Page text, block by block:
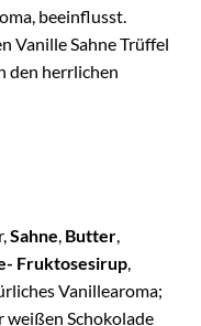
beeinflusst.
Vanille Sahne Trüffel
den herrlichen
Sahne, Butter,
Fruktosesirup,
Vanillearoma;
weißen Schokolade